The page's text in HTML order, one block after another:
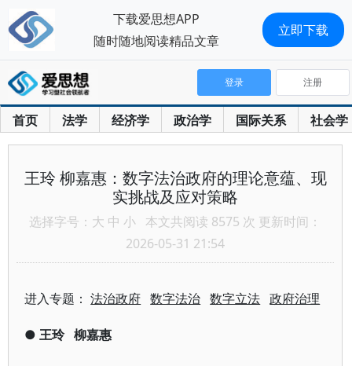
首页 法学 经济学 政治学 国际关系 社会学
登录 注册
王玲 柳嘉惠：数字法治政府的理论意蕴、现
实挑战及应对策略
选择字号： 大 中 小 本文共阅读 8575 次 更新时间：
2026-05-31 21:54
进入专题：法治政府 数字法治 数字立法 政府治理
● 王玲 柳嘉惠
下载爱思想APP
随时随地阅读精品文章
立即下载